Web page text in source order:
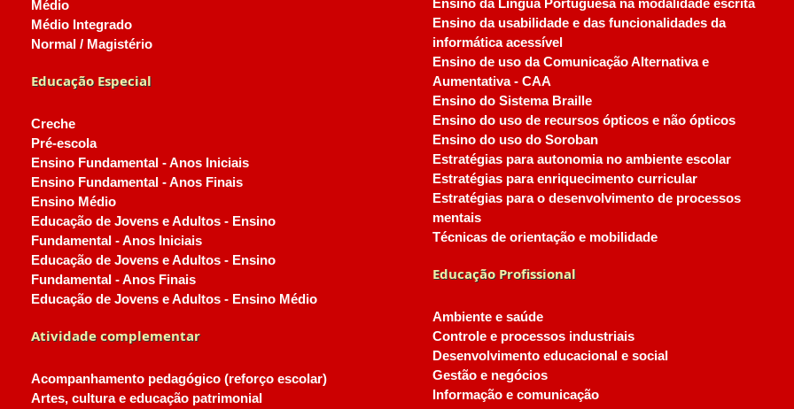
Médio
Médio Integrado
Normal / Magistério
Educação Especial
Creche
Pré-escola
Ensino Fundamental - Anos Iniciais
Ensino Fundamental - Anos Finais
Ensino Médio
Educação de Jovens e Adultos - Ensino
Fundamental - Anos Iniciais
Educação de Jovens e Adultos - Ensino
Fundamental - Anos Finais
Educação de Jovens e Adultos - Ensino Médio
Atividade complementar
Acompanhamento pedagógico (reforço escolar)
Artes, cultura e educação patrimonial
Ensino da Língua Portuguesa na modalidade escrita
Ensino da usabilidade e das funcionalidades da
informática acessível
Ensino de uso da Comunicação Alternativa e
Aumentativa - CAA
Ensino do Sistema Braille
Ensino do uso de recursos ópticos e não ópticos
Ensino do uso do Soroban
Estratégias para autonomia no ambiente escolar
Estratégias para enriquecimento curricular
Estratégias para o desenvolvimento de processos
mentais
Técnicas de orientação e mobilidade
Educação Profissional
Ambiente e saúde
Controle e processos industriais
Desenvolvimento educacional e social
Gestão e negócios
Informação e comunicação